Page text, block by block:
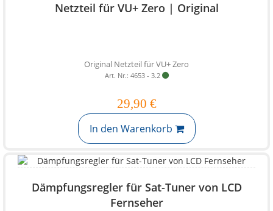
Netzteil für VU+ Zero | Original
Original Netzteil für VU+ Zero
Art. Nr.: 4653 - 3.2
29,90 €
In den Warenkorb
Dämpfungsregler für Sat-Tuner von LCD
Fernseher